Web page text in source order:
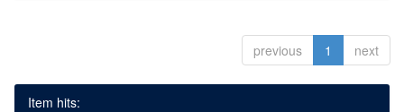
previous 1 next
Item hits: